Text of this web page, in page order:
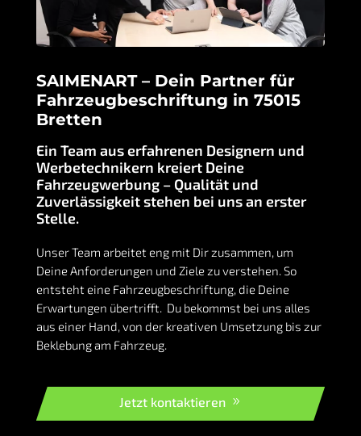
SAIMENART – Dein Partner für
Fahrzeugbeschriftung in 75015
Bretten
Ein Team aus erfahrenen Designern und
Werbetechnikern kreiert Deine
Fahrzeugwerbung – Qualität und
Zuverlässigkeit stehen bei uns an erster
Stelle.
Unser Team arbeitet eng mit Dir zusammen, um
Deine Anforderungen und Ziele zu verstehen. So
entsteht eine Fahrzeugbeschriftung, die Deine
Erwartungen übertrifft. Du bekommst bei uns alles
aus einer Hand, von der kreativen Umsetzung bis zur
Beklebung am Fahrzeug.
Jetzt kontaktieren